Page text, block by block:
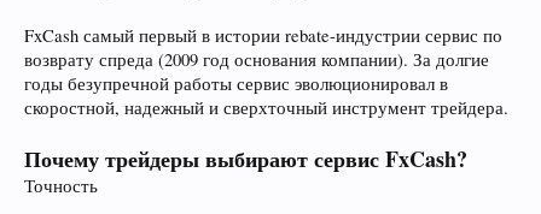
FxCash самый первый в истории rebate-индустрии сервис по
возврату спреда (2009 год основания компании). За долгие
годы безупречной работы сервис эволюционировал в
скоростной, надежный и сверхточный инструмент трейдера.
Почему трейдеры выбирают сервис FxCash?
Точность